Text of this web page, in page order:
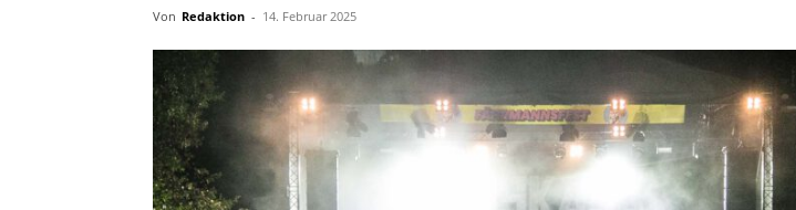
Von Redaktion - 14. Februar 2025